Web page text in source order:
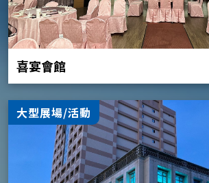
喜宴會館
大型展場/活動